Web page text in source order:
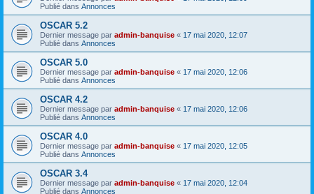
Publié dans Annonces
OSCAR 5.2
Dernier message par admin-banquise « 17 mai 2020, 12:07
Publié dans Annonces
OSCAR 5.0
Dernier message par admin-banquise « 17 mai 2020, 12:06
Publié dans Annonces
OSCAR 4.2
Dernier message par admin-banquise « 17 mai 2020, 12:06
Publié dans Annonces
OSCAR 4.0
Dernier message par admin-banquise « 17 mai 2020, 12:05
Publié dans Annonces
OSCAR 3.4
Dernier message par admin-banquise « 17 mai 2020, 12:04
Publié dans Annonces